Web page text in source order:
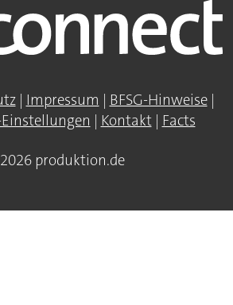
| Impressum | BFSG-Hinweise|
| Kontakt| Facts
produktion.de